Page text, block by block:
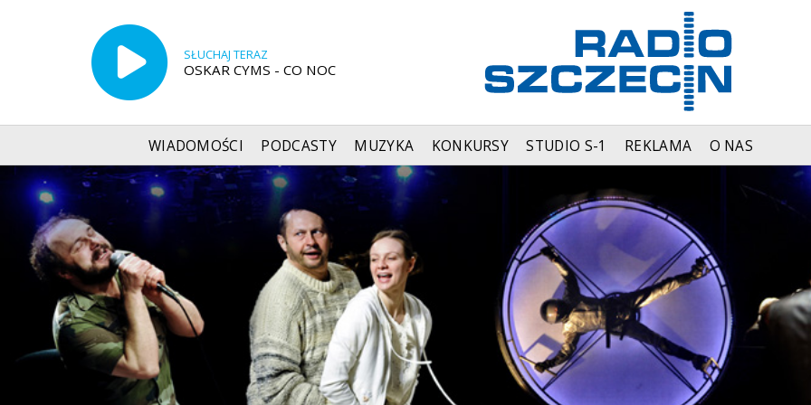
SŁUCHAJ TERAZ
OSKAR CYMS - CO NOC
WIADOMOŚCI PODCASTY MUZYKA KONKURSY STUDIO S-1 REKLAMA O NAS